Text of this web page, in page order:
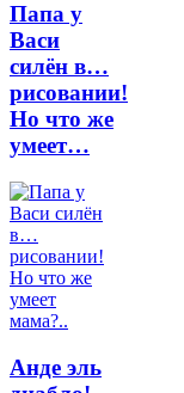
Папа у
Васи
силён в…
рисовании!
Но что же
умеет…
Анде эль